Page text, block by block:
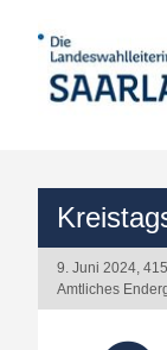
9. Juni 2024,
Amtliches